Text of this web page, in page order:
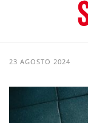
23 AGOSTO 2024